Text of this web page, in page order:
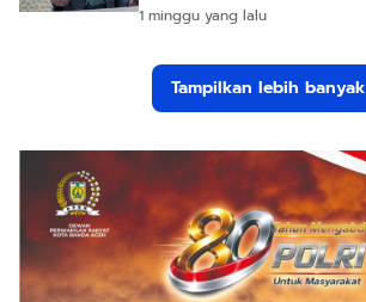
1 minggu yang lalu
Tampilkan lebih banyak